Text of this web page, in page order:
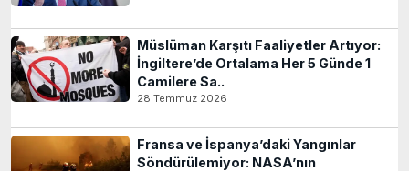
Müslüman Karşıtı Faaliyetler Artıyor:
İngiltere’de Ortalama Her 5 Günde 1
Camilere Sa..
28 Temmuz 2026
Fransa ve İspanya’daki Yangınlar
Söndürülemiyor: NASA’nın